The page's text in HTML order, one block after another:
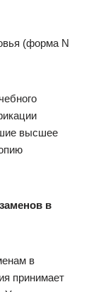
(форма N
высшее
в
в
принимает